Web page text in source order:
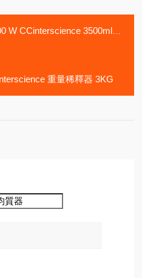
3500ml實驗室均質器
重量稀釋器 3KG